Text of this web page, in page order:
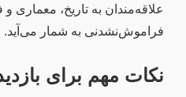
علاقه‌مندان به تاریخ، معماری
فراموش‌نشدنی به شمار می‌آید.
نکات مهم برای